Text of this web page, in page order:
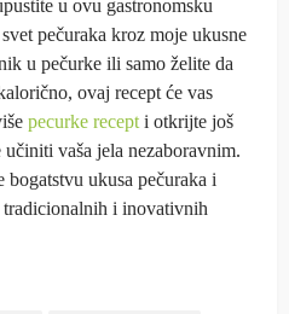
u ovu gastronomsku
pečuraka kroz moje ukusne
u pečurke ili samo želite da
ovaj recept će vas
pecurke recept i otkrijte još
vaša jela nezaboravnim.
bogatstvu ukusa pečuraka i
i inovativnih